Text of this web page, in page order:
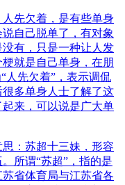
先欠着，是有些单身
自己脱单了，有对象
有，只是一种让人发
就是自己单身，在朋
人先欠着”，表示调侃
多单身人士了解了这
来，可以说是广大单
：苏超十三妹，形容
所谓“苏超”，指的是
省体育局与江苏省各